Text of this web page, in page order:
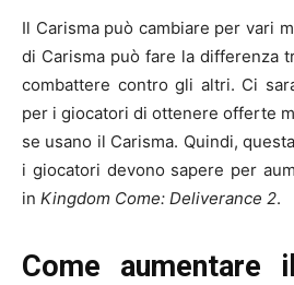
Il Carisma può cambiare per vari
di Carisma può fare la differenza
combattere contro gli altri. Ci
per i giocatori di ottenere offerte
se usano il Carisma. Quindi,
i giocatori devono sapere per
in Kingdom Come: Deliverance 2.
Come aumentare